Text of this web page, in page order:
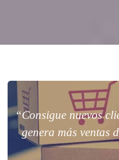
“Consigue nuevos
genera más ventas